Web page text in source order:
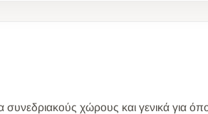
χώρους και γενικά για